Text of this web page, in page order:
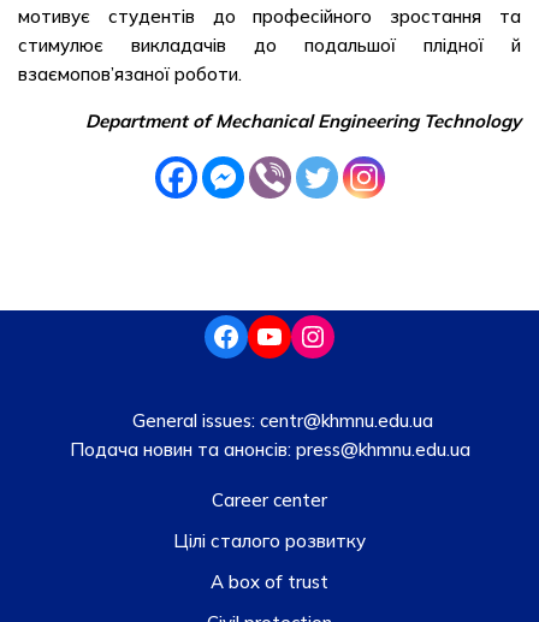
мотивує студентів до професійного зростання та
стимулює викладачів до подальшої плідної й
взаємопов’язаної роботи.
Department of Mechanical Engineering Technology
General issues: centr@khmnu.edu.ua
Подача новин та анонсів:press@khmnu.edu.ua
Career center
Цілі сталого розвитку
A box of trust